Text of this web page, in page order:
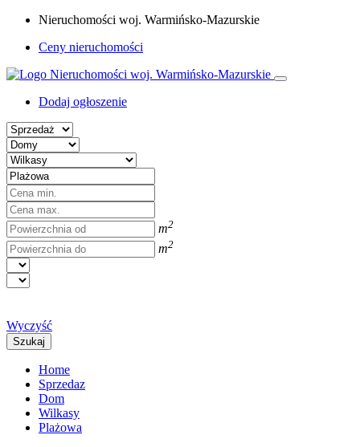
Nieruchomości woj. Warmińsko-Mazurskie
Ceny nieruchomości
Dodaj ogłoszenie
m2
m2
Wyczyść
Szukaj
Home
Sprzedaz
Dom
Wilkasy
Plażowa